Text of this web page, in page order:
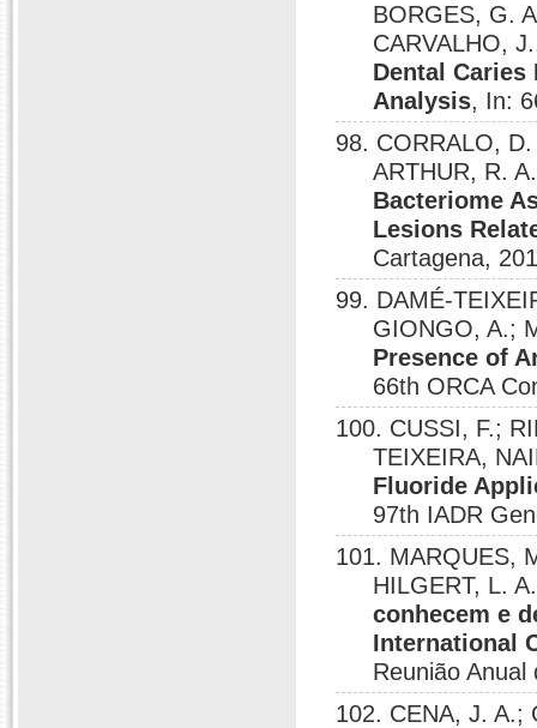
BORGES, G.
CARVALHO,
Dental
Analysis, In:
98. CORRALO,
ARTHUR, R.
Bacteriome
Lesions
Cartagena,
99. DAMÉ-
GIONGO, A.;
Presence of
66th ORCA
100. CUSSI, F.;
TEIXEIRA,
Fluoride
97th IADR
101. MARQUES,
HILGERT, L.
conhecem e
International
Reunião Anual
102. CENA, J. A.;